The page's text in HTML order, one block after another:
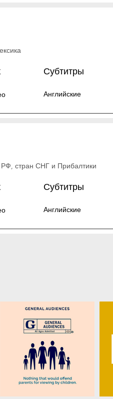
Субтитры
Английские
стран СНГ и Прибалтики
Субтитры
Английские